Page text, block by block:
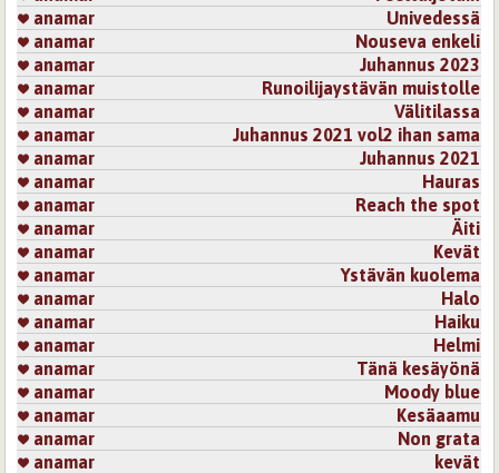
anamar
Univedessä
anamar
Nouseva enkeli
anamar
Juhannus 2023
anamar
Runoilijaystävän muistolle
anamar
Välitilassa
anamar
Juhannus 2021 vol2 ihan sama
anamar
Juhannus 2021
anamar
Hauras
anamar
Reach the spot
anamar
Äiti
anamar
Kevät
anamar
Ystävän kuolema
anamar
Halo
anamar
Haiku
anamar
Helmi
anamar
Tänä kesäyönä
anamar
Moody blue
anamar
Kesäaamu
anamar
Non grata
anamar
kevät